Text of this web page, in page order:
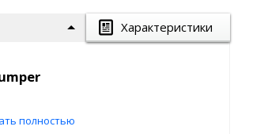
Характеристики
полностью